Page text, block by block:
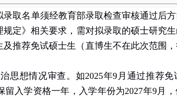
录取名单须经教育部录取检查审核通过后
定》相关要求，需对拟录取的硕士研究
推荐免试硕士生（直博生不在此次范围
思想情况审查。如2025年9 月通过推荐
留入学资格一年，入学年份为2027年9月